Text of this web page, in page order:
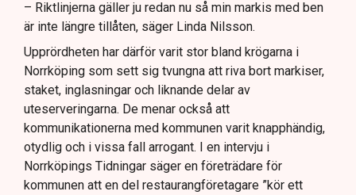
– Riktlinjerna gäller ju redan nu så min markis med ben
är inte längre tillåten, säger Linda Nilsson.
Upprördheten har därför varit stor bland krögarna i
Norrköping som sett sig tvungna att riva bort markiser,
staket, inglasningar och liknande delar av
uteserveringarna. De menar också att
kommunikationerna med kommunen varit knapphändig,
otydlig och i vissa fall arrogant. I en intervju i
Norrköpings Tidningar säger en företrädare för
kommunen att en del restaurangföretagare ”kör ett